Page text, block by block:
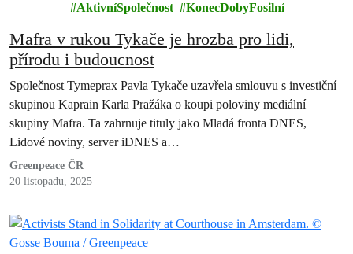
AktivníSpolečnost
KonecDobyFosilní
Mafra v rukou Tykače je hrozba pro lidi,
přírodu i budoucnost
Společnost Tymeprax Pavla Tykače uzavřela smlouvu s investiční
skupinou Kaprain Karla Pražáka o koupi poloviny mediální
skupiny Mafra. Ta zahrnuje tituly jako Mladá fronta DNES,
Lidové noviny, server iDNES a…
Greenpeace ČR
20 listopadu, 2025